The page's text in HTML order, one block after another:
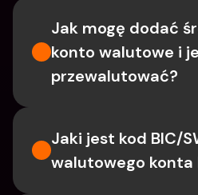
Jak mogę dodać
konto walutowe i je
przewalutować?
Jaki jest kod BIC/
walutowego konta